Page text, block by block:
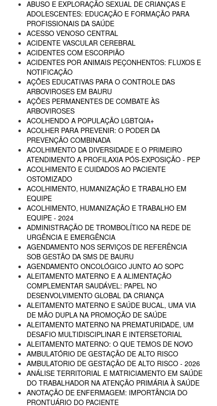
ABUSO E EXPLORAÇÃO SEXUAL DE CRIANÇAS E
ADOLESCENTES: EDUCAÇÃO E FORMAÇÃO PARA
PROFISSIONAIS DA SAÚDE
ACESSO VENOSO CENTRAL
ACIDENTE VASCULAR CEREBRAL
ACIDENTES COM ESCORPIÃO
ACIDENTES POR ANIMAIS PEÇONHENTOS: FLUXOS E
NOTIFICAÇÃO
AÇÕES EDUCATIVAS PARA O CONTROLE DAS
ARBOVIROSES EM BAURU
AÇÕES PERMANENTES DE COMBATE ÀS
ARBOVIROSES
ACOLHENDO A POPULAÇÃO LGBTQIA+
ACOLHER PARA PREVENIR: O PODER DA
PREVENÇÃO COMBINADA
ACOLHIMENTO DA DIVERSIDADE E O PRIMEIRO
ATENDIMENTO A PROFILAXIA PÓS-EXPOSIÇÃO - PEP
ACOLHIMENTO E CUIDADOS AO PACIENTE
OSTOMIZADO
ACOLHIMENTO, HUMANIZAÇÃO E TRABALHO EM
EQUIPE
ACOLHIMENTO, HUMANIZAÇÃO E TRABALHO EM
EQUIPE - 2024
ADMINISTRAÇÃO DE TROMBOLÍTICO NA REDE DE
URGÊNCIA E EMERGÊNCIA
AGENDAMENTO NOS SERVIÇOS DE REFERÊNCIA
SOB GESTÃO DA SMS DE BAURU
AGENDAMENTO ONCOLÓGICO JUNTO AO SOPC
ALEITAMENTO MATERNO E A ALIMENTAÇÃO
COMPLEMENTAR SAUDÁVEL: PAPEL NO
DESENVOLVIMENTO GLOBAL DA CRIANÇA
ALEITAMENTO MATERNO E SAÚDE BUCAL, UMA VIA
DE MÃO DUPLA NA PROMOÇÃO DE SAÚDE
ALEITAMENTO MATERNO NA PREMATURIDADE, UM
DESAFIO MULTIDISCIPLINAR E INTERSETORIAL
ALEITAMENTO MATERNO: O QUE TEMOS DE NOVO
AMBULATÓRIO DE GESTAÇÃO DE ALTO RISCO
AMBULATORIO DE GESTAÇÃO DE ALTO RISCO - 2026
ANÁLISE TERRITORIAL E MATRICIAMENTO EM SAÚDE
DO TRABALHADOR NA ATENÇÃO PRIMÁRIA À SAÚDE
ANOTAÇÃO DE ENFERMAGEM: IMPORTÂNCIA DO
PRONTUÁRIO DO PACIENTE